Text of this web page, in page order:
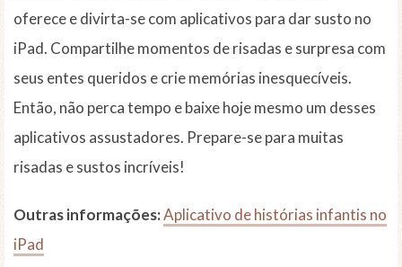
oferece e divirta-se com aplicativos para dar susto no
iPad. Compartilhe momentos de risadas e surpresa com
seus entes queridos e crie memórias inesquecíveis.
Então, não perca tempo e baixe hoje mesmo um desses
aplicativos assustadores. Prepare-se para muitas
risadas e sustos incríveis!
Outras informações:Aplicativo de histórias infantis no
iPad